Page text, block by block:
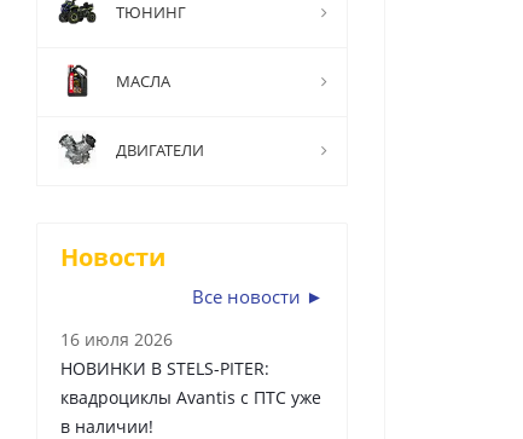
ТЮНИНГ
МАСЛА
ДВИГАТЕЛИ
Новости
Все новости ►
16 июля 2026
НОВИНКИ В STELS-PITER:
квадроциклы Avantis с ПТС уже
в наличии!